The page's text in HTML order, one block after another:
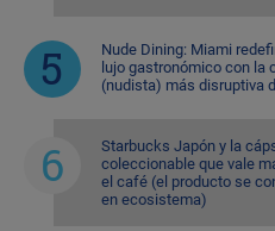
Nude Dining: Miami
lujo gastronómico con la
(nudista) más disruptiva
Starbucks Japón y la
coleccionable que vale
el café (el producto se
en ecosistema)